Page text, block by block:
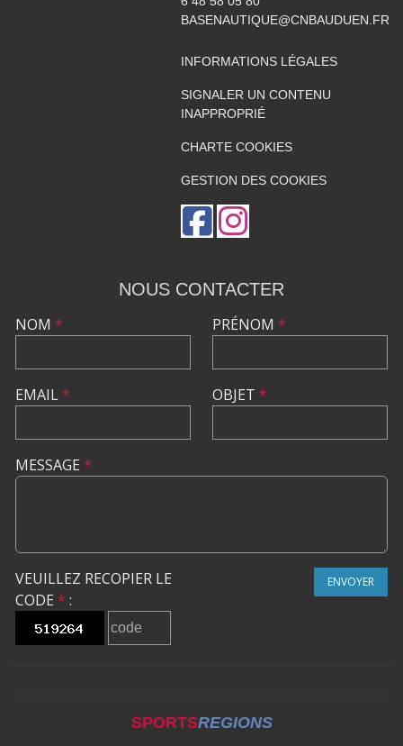
BASENAUTIQUE@CNBAUDUEN.FR
INFORMATIONS LÉGALES
SIGNALER UN CONTENU
INAPPROPRIÉ
CHARTE COOKIES
GESTION DES COOKIES
NOUS CONTACTER
NOM *
EMAIL*
PRÉNOM *
OBJET *
MESSAGE *
VEUILLEZ RECOPIER LE
CODE * :
ENVOYER
SPORTSREGIONS